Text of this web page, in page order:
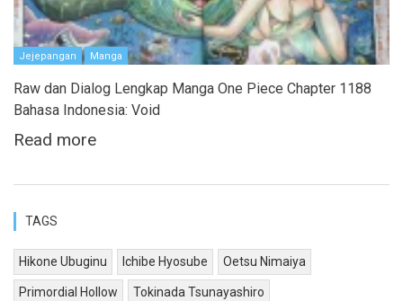
Jejepangan Manga
Raw dan Dialog Lengkap Manga One Piece Chapter 1188
Bahasa Indonesia: Void
Read more
TAGS
Hikone Ubuginu Ichibe Hyosube Oetsu Nimaiya
Primordial Hollow Tokinada Tsunayashiro